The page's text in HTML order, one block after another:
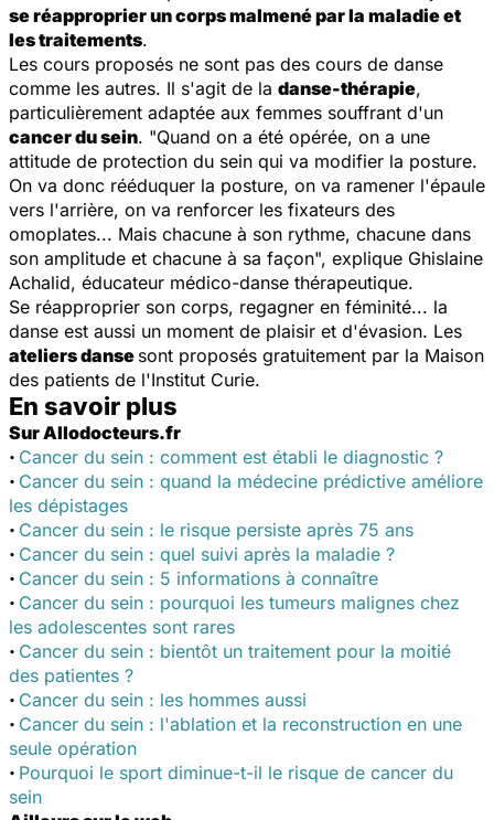
se réapproprier un corps malmené par la maladie et
les traitements.
Les cours proposés ne sont pas des cours de danse
comme les autres. Il s'agit de la danse-thérapie,
particulièrement adaptée aux femmes souffrant d'un
cancer du sein. "Quand on a été opérée, on a une
attitude de protection du sein qui va modifier la posture.
On va donc rééduquer la posture, on va ramener l'épaule
vers l'arrière, on va renforcer les fixateurs des
omoplates... Mais chacune à son rythme, chacune dans
son amplitude et chacune à sa façon", explique Ghislaine
Achalid, éducateur médico-danse thérapeutique.
Se réapproprier son corps, regagner en féminité... la
danse est aussi un moment de plaisir et d'évasion. Les
ateliers danse sont proposés gratuitement par la Maison
des patients de l'Institut Curie.
En savoir plus
Sur Allodocteurs.fr
· Cancer du sein : comment est établi le diagnostic ?
· Cancer du sein : quand la médecine prédictive améliore
les dépistages
· Cancer du sein : le risque persiste après 75 ans
· Cancer du sein : quel suivi après la maladie ?
· Cancer du sein : 5 informations à connaître
· Cancer du sein : pourquoi les tumeurs malignes chez
les adolescentes sont rares
· Cancer du sein : bientôt un traitement pour la moitié
des patientes ?
· Cancer du sein : les hommes aussi
· Cancer du sein : l'ablation et la reconstruction en une
seule opération
· Pourquoi le sport diminue-t-il le risque de cancer du
sein